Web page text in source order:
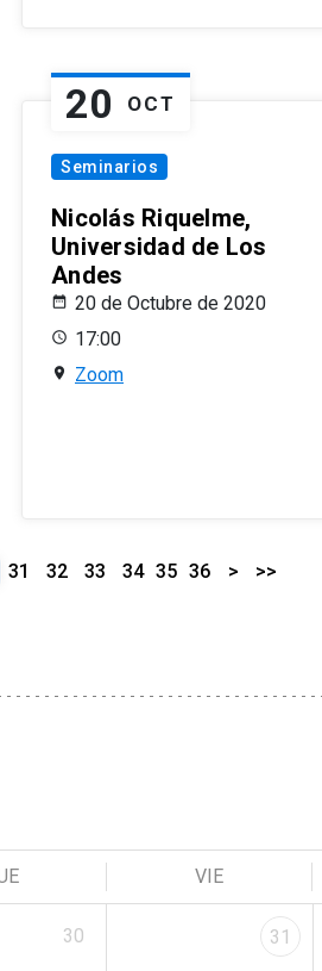
20 OCT
Seminarios
Nicolás Riquelme,
Universidad de Los
Andes
20 de Octubre de 2020
17:00
Zoom
31 32 33 34 35 36 > >>
VIE
30 31